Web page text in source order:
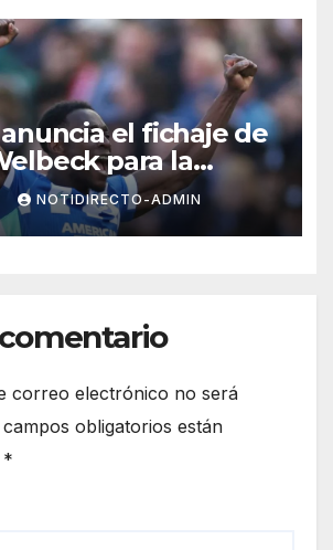
el fichaje de
para la
de
NOTIDIRECTO-ADMIN
correo electrónico no será
campos obligatorios están
*